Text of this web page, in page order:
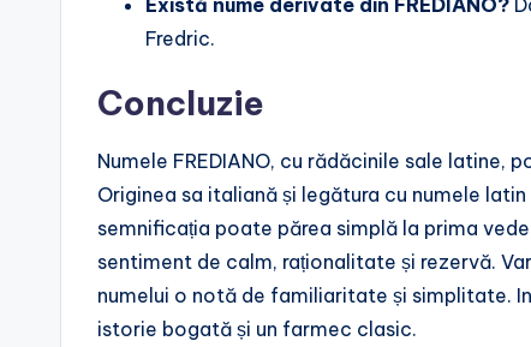
Există nume derivate din FREDIANO?
Fredric.
Concluzie
Numele FREDIANO, cu rădăcinile sale latine,
Originea sa italiană și legătura cu numele
semnificația poate părea simplă la prima
sentiment de calm, raționalitate și rezervă.
numelui o notă de familiaritate și simplitate.
istorie bogată și un farmec clasic.